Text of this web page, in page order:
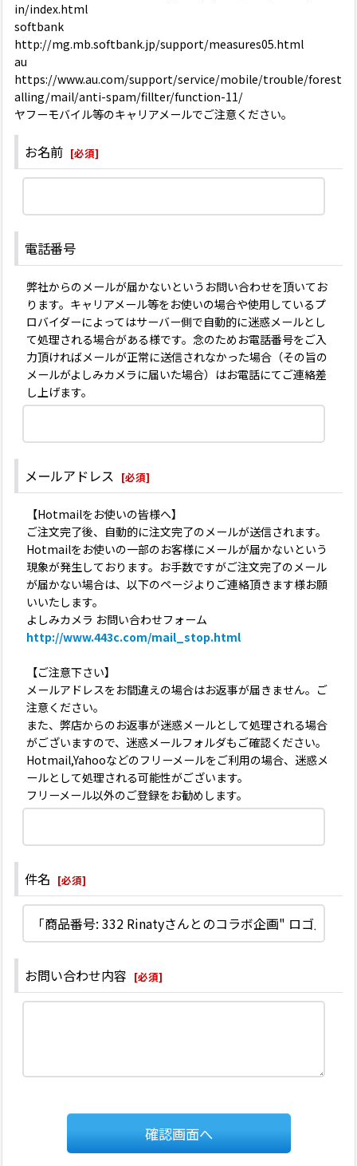
in/index.html
softbank
http://mg.mb.softbank.jp/support/measures05.html
au
https://www.au.com/support/service/mobile/trouble/forest
alling/mail/anti-spam/fillter/function-11/
ヤフーモバイル等のキャリアメールでご注意ください。
お名前 [必須]
電話番号
弊社からのメールが届かないというお問い合わせを頂いてお
ります。キャリアメール等をお使いの場合や使用しているプ
ロバイダーによってはサーバー側で自動的に迷惑メールとし
て処理される場合がある様です。念のためお電話番号をご入
力頂ければメールが正常に送信されなかった場合（その旨の
メールがよしみカメラに届いた場合）はお電話にてご連絡差
し上げます。
メールアドレス [必須]
【Hotmailをお使いの皆様へ】
ご注文完了後、自動的に注文完了のメールが送信されます。
Hotmailをお使いの一部のお客様にメールが届かないという
現象が発生しております。お手数ですがご注文完了のメール
が届かない場合は、以下のページよりご連絡頂きます様お願
いいたします。
よしみカメラ お問い合わせフォーム
http://www.443c.com/mail_stop.html
【ご注意下さい】
メールアドレスをお間違えの場合はお返事が届きません。ご
注意ください。
また、弊店からのお返事が迷惑メールとして処理される場合
がございますので、迷惑メールフォルダもご確認ください。
Hotmail,Yahooなどのフリーメールをご利用の場合、迷惑メ
ールとして処理される可能性がございます。
フリーメール以外のご登録をお勧めします。
件名 [必須]
お問い合わせ内容 [必須]
確認画面へ